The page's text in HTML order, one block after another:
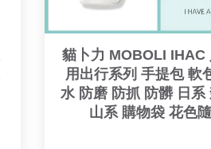
貓卜力 MOBOLI IHAC
用出行系列 手提包 軟
水 防磨 防抓 防髒 日系
山系 購物袋 花色